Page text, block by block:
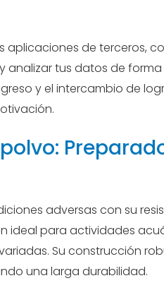
aplicaciones de terceros,
analizar tus datos de
y el intercambio de
adversas con su
ideal para actividades
Su construcción
una larga durabilidad.